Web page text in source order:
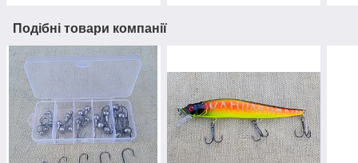
Подібні товари компанії